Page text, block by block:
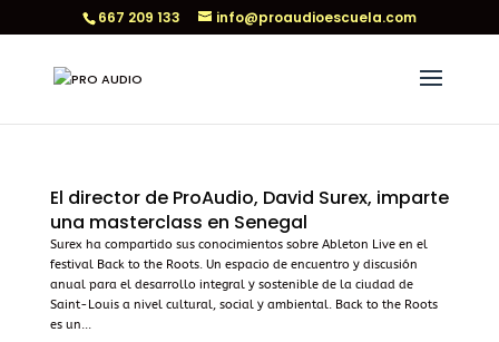
667 209 133 info@proaudioescuela.com
El director de ProAudio, David Surex, imparte
una masterclass en Senegal
Surex ha compartido sus conocimientos sobre Ableton Live en el
festival Back to the Roots. Un espacio de encuentro y discusión
anual para el desarrollo integral y sostenible de la ciudad de
Saint-Louis a nivel cultural, social y ambiental. Back to the Roots
es un...